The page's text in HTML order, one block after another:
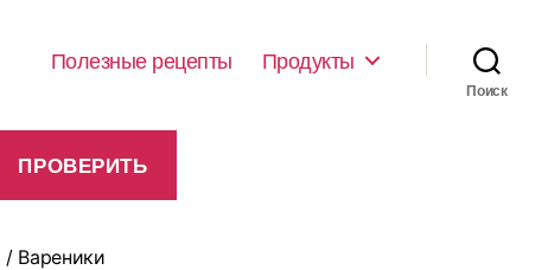
Полезные рецепты Продукты
Поиск
/ Вареники